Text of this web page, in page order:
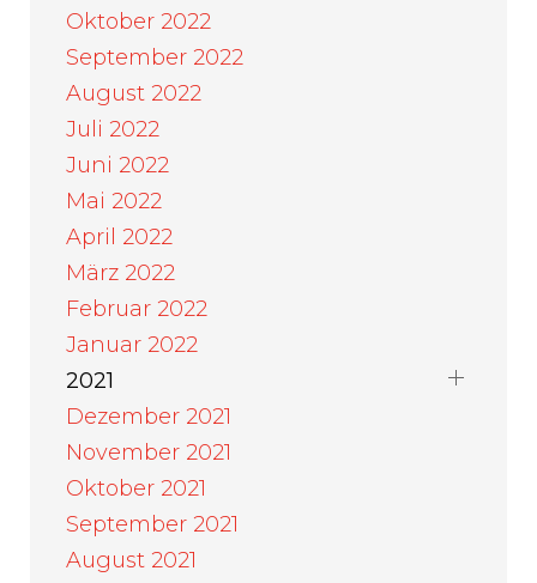
Oktober 2022
September 2022
August 2022
Juli 2022
Juni 2022
Mai 2022
April 2022
März 2022
Februar 2022
Januar 2022
2021
Dezember 2021
November 2021
Oktober 2021
September 2021
August 2021